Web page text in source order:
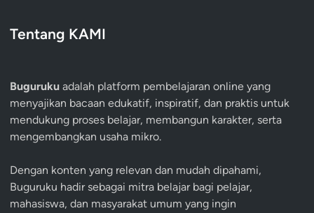
Tentang KAMI
Buguruku adalah platform pembelajaran online yang
menyajikan bacaan edukatif, inspiratif, dan praktis untuk
mendukung proses belajar, membangun karakter, serta
mengembangkan usaha mikro.
Dengan konten yang relevan dan mudah dipahami,
Buguruku hadir sebagai mitra belajar bagi pelajar,
mahasiswa, dan masyarakat umum yang ingin